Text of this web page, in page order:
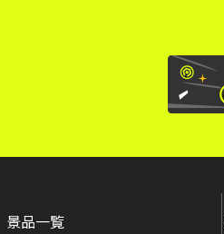
景品一覧